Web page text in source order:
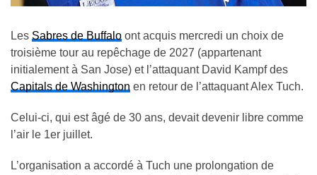
Les Sabres de Buffalo ont acquis mercredi un choix de
troisième tour au repêchage de 2027 (appartenant
initialement à San Jose) et l’attaquant David Kampf des
Capitals de Washington en retour de l’attaquant Alex Tuch.
Celui-ci, qui est âgé de 30 ans, devait devenir libre comme
l’air le 1er juillet.
L’organisation a accordé à Tuch une prolongation de